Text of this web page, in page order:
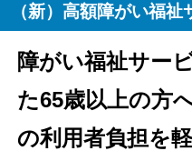
（新）高額障がい福
障がい福祉サー
た65歳以上の方
の利用者負担を